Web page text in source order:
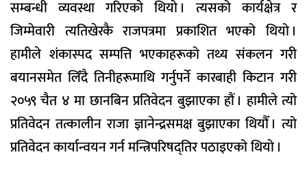
सम्बन्धी व्यवस्था गरिएको थियो । त्यसको कार्यक्षेत्र र
जिम्मेवारी त्यतिखेरकै राजपत्रमा प्रकाशित भएको थियो ।
हामीले शंकास्पद सम्पत्ति भएकाहरूको तथ्य संकलन गरी
बयानसमेत लिँंदै तिनीहरूमाथि गर्नुपर्ने कारबाही किटान गरी
२०५९ चैत ४ मा छानबिन प्रतिवेदन बुझाएका हौं । हामीले त्यो
प्रतिवेदन तत्कालीन राजा ज्ञानेन्द्रसमक्ष बुझाएका थियौँ । त्यो
प्रतिवेदन कार्यान्वयन गर्न मन्त्रिपरिषद्तिर पठाइएको थियो ।